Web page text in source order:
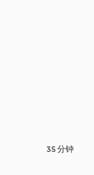
35 分钟